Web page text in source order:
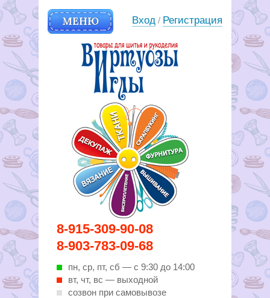
8-915-309-90-08
8-903-783-09-68
пн, ср, пт, cб — с 9:30 до 14:00
вт, чт, вс — выходной
созвон при самовывозе
МЕНЮ
Вирутозы иглы. Товары для
шитья и рукоделья
Вход / Регистрация